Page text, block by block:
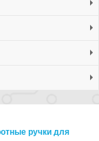
ручки для